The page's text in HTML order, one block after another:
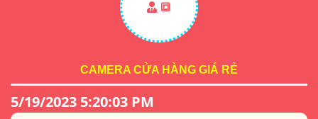
🔳
CAMERA CỬA HÀNG GIÁ RẺ
5/19/2023 5:20:03 PM